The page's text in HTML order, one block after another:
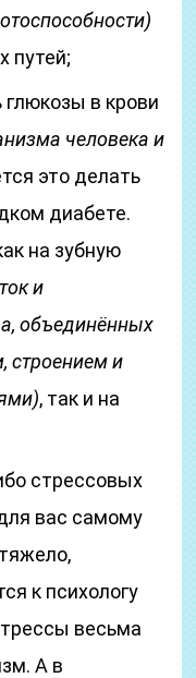
путей;
глюкозы в крови
человека и
это делать
диабете.
на зубную
и
объединённых
строением и
, так и на
стрессовых
вас самому
к психологу
весьма
А в